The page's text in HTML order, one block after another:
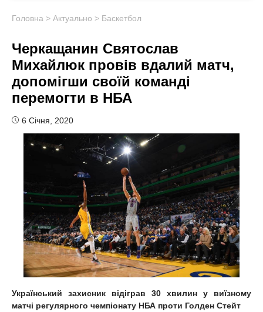
Головна > Актуально > Баскетбол
Черкащанин Святослав
Михайлюк провів вдалий матч,
допомігши своїй команді
перемогти в НБА
6 Січня, 2020
Український захисник відіграв 30 хвилин у виїзному
матчі регулярного чемпіонату НБА проти Голден Стейт